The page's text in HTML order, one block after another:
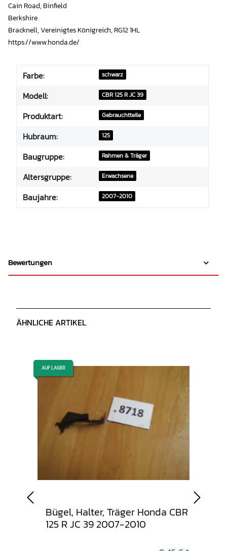
Cain Road, Binfield
Berkshire
Bracknell, Vereinigtes Königreich, RG12 1HL
https://www.honda.de/
Farbe: schwarz
Modell: CBR 125 R JC 39
Produktart: Gebrauchtteile
Hubraum: 125
Baugruppe: Rahmen & Träger
Altersgruppe: Erwachsene
Baujahre: 2007-2010
Bewertungen
ÄHNLICHE ARTIKEL
AUF LAGER
Bügel, Halter, Träger Honda CBR
125 R JC 39 2007-2010